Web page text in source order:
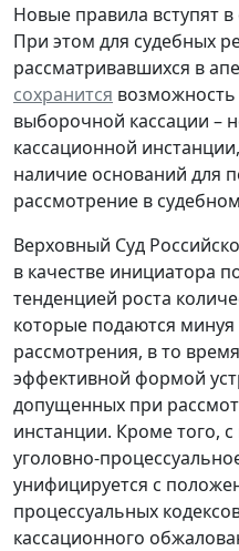
Новые правила вступят в
При этом для судебных
рассматривавшихся в
сохранится
выборочной кассации –
кассационной
наличие оснований для
рассмотрение в
Верховный Суд
в качестве инициатора
тенденцией роста
которые подаются
рассмотрения, в то
эффективной формой
допущенных при
инстанции. Кроме того,
уголовно-
унифицируется с
процессуальных
кассационного